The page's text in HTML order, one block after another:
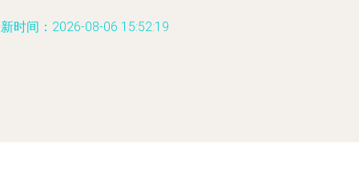
时间：2026-08-06 15:52:19